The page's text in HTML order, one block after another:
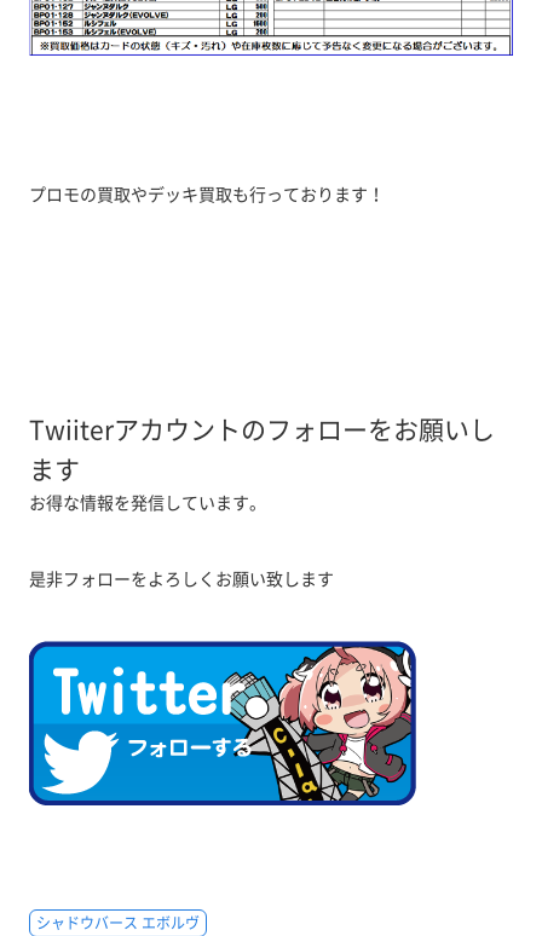
プロモの買取やデッキ買取も行っております！
Twiiterアカウントのフォローをお願いし
ます
お得な情報を発信しています。
是非フォローをよろしくお願い致します
シャドウバース エボルヴ